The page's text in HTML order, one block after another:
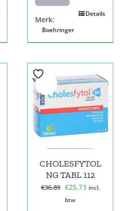
Details
Merk:
Boehringer
CHOLESFYTOL
NG TABL 112
€36,89 Oorspronkelijke
prijs
€25,73Huidige
incl.
btw